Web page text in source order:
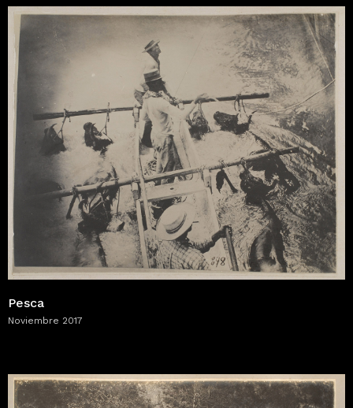
Pesca
Noviembre 2017